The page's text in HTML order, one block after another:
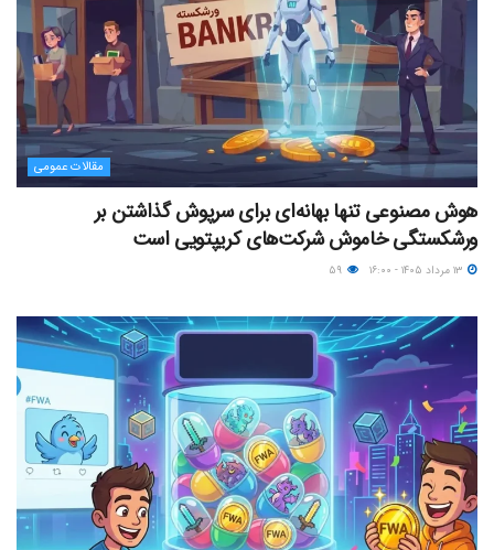
مقالات عمومی
هوش مصنوعی تنها بهانه‌ای برای سرپوش گذاشتن بر
ورشکستگی خاموش شرکت‌های کریپتویی است